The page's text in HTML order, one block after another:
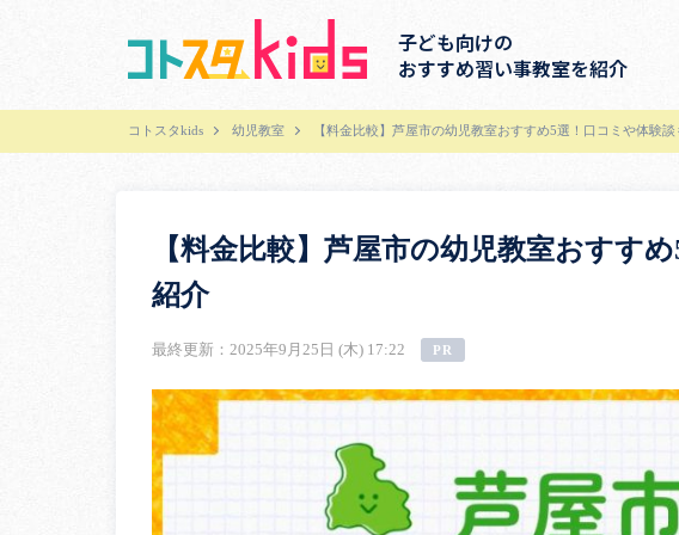
子ども向けの
おすすめ習い事教室を紹介
コトスタkids 幼児教室 【料金比較】芦屋市の幼児教室おすすめ5選！口コミや体験談
【料金比較】芦屋市の幼児教室おすす
紹介
最終更新：2025年9月25日 (木) 17:22 PR